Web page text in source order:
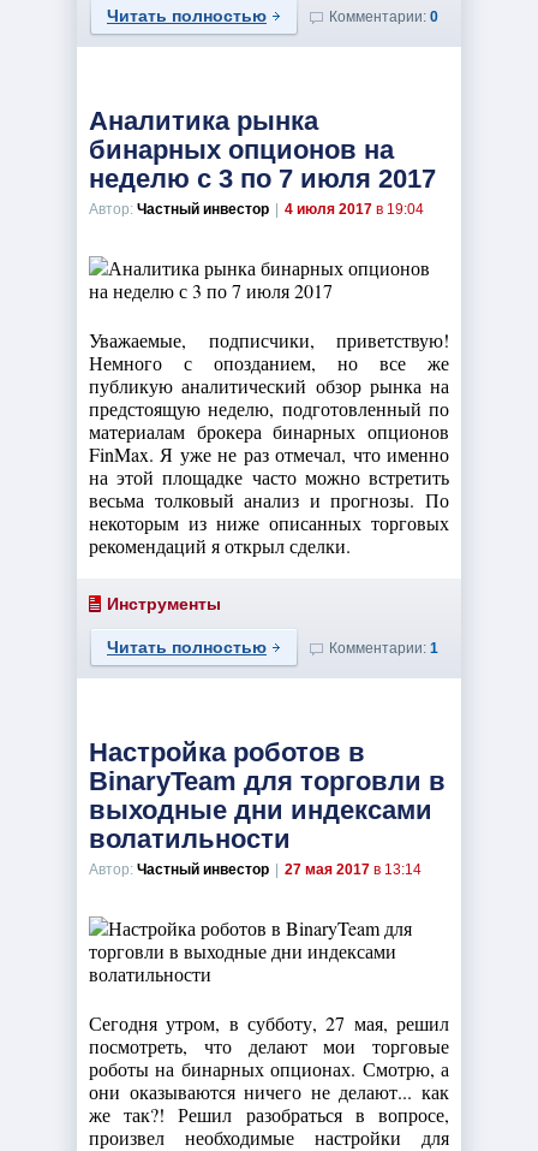
Читать полностью Комментарии: 0
Аналитика рынка
бинарных опционов на
неделю с 3 по 7 июля 2017
Автор: Частный инвестор 4 июля 2017 в 19:04
Уважаемые, подписчики, приветствую!
Немного с опозданием, но все же
публикую аналитический обзор рынка на
предстоящую неделю, подготовленный по
материалам брокера бинарных опционов
FinMax. Я уже не раз отмечал, что именно
на этой площадке часто можно встретить
весьма толковый анализ и прогнозы. По
некоторым из ниже описанных торговых
рекомендаций я открыл сделки.
Инструменты
Читать полностью Комментарии: 1
Настройка роботов в
BinaryTeam для торговли в
выходные дни индексами
волатильности
Автор: Частный инвестор 27 мая 2017 в 13:14
Сегодня утром, в субботу, 27 мая, решил
посмотреть, что делают мои торговые
роботы на бинарных опционах. Смотрю, а
они оказываются ничего не делают... как
же так?! Решил разобраться в вопросе,
произвел необходимые настройки для